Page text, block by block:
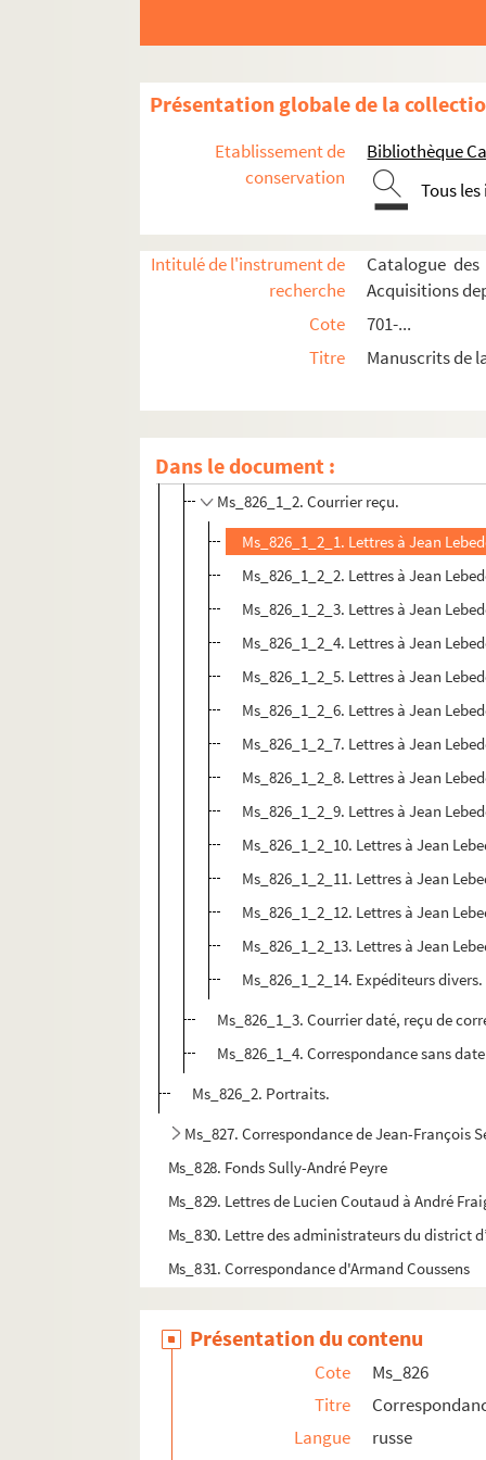
Présentation globale de la
Etablissement de
conservation
Bibliothèque
Tous
Intitulé de l'instrument de
recherche
Catalogue
Acquisitions
Cote
701-...
Titre
Manuscrits de
Dans le document :
Ms_816. La critique d’art chez Jean Paulhan.
Ms_817. Notes sur les familles Pintard et
Ms_818. Papiers Liotard
Ms_819. « Elle et moi »
Ms_820. Documents divers relatifs à
Ms_822. Lettre à Pierre Lyautey.
Ms_823. « Bibliotheca Botanica, sive
Ms_824. Lettre d'Apollinaire à Lou
Ms_825. Jouhandeau, Marcel. Autographes
Ms_826_1_1. Lettres autographes
Ms_826_1_2. Courrier reçu.
Ms_826_1_2_1. Lettres à Jean
Ms_826_1_2_2. Lettres à Jean
Ms_826_1_2_3. Lettres à Jean
Ms_826_1_2_4. Lettres à Jean
Ms_826_1_2_5. Lettres à Jean
Ms_826_1_2_6. Lettres à Jean
Ms_826_1_2_7. Lettres à Jean
Ms_826_1_2_8. Lettres à Jean
Ms_826_1_2_9. Lettres à Jean
Ms_826_1_2_10. Lettres à Jean
Ms_826_1_2_11. Lettres à Jean
Ms_826_1_2_12. Lettres à Jean
Ms_826_1_2_13. Lettres à Jean
Ms_826_1_2_14. Expéditeurs divers.
Ms_826_1_3. Courrier daté, reçu de
Ms_826_1_4. Correspondance sans
Ms_826_2. Portraits.
Ms_827. Correspondance de Jean-François
Ms_828. Fonds Sully-André Peyre
Ms_829. Lettres de Lucien Coutaud à André
Ms_830. Lettre des administrateurs du district
Ms_831. Correspondance d'Armand Coussens
Ms_833. Monographie de la Porte d’Auguste
Ms_834. Recueil Séguier
Ms_835. Bernard, Marc. Manuscrits.
Ms_836. Travaux réalisés par Louis
Présentation du contenu
Cote
Ms_826
Titre
Langue
russe